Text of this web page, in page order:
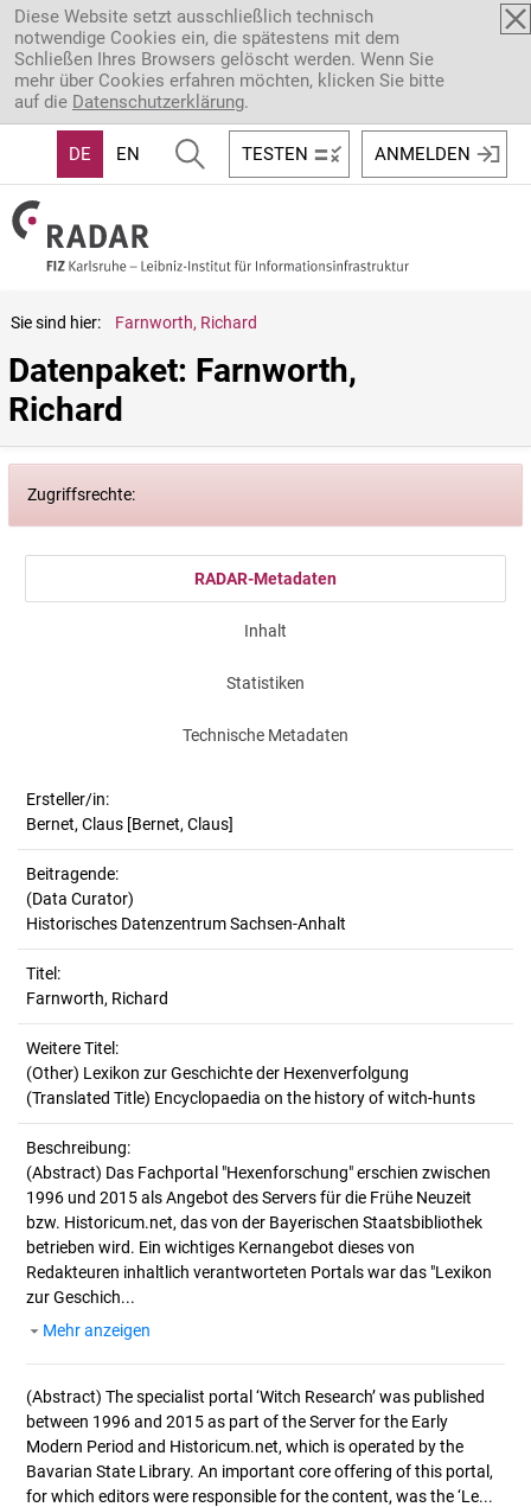
Direkt zum Inhalt
Diese Website setzt ausschließlich technisch
notwendige Cookies ein, die spätestens mit dem
Schließen Ihres Browsers gelöscht werden. Wenn Sie
mehr über Cookies erfahren möchten, klicken Sie bitte
auf die Datenschutzerklärung.
DE EN TESTEN ANMELDEN
Sie sind hier: Farnworth, Richard
Datenpaket: Farnworth,
Richard
Zugriffsrechte:
RADAR-Metadaten
Inhalt
Statistiken
Technische Metadaten
Ersteller/in:
Bernet, Claus [Bernet, Claus]
Beitragende:
(Data Curator)
Historisches Datenzentrum Sachsen-Anhalt
Titel:
Farnworth, Richard
Weitere Titel:
(Other) Lexikon zur Geschichte der Hexenverfolgung
(Translated Title) Encyclopaedia on the history of witch-hunts
Beschreibung:
(Abstract) Das Fachportal "Hexenforschung" erschien zwischen
1996 und 2015 als Angebot des Servers für die Frühe Neuzeit
bzw. Historicum.net, das von der Bayerischen Staatsbibliothek
betrieben wird. Ein wichtiges Kernangebot dieses von
Redakteuren inhaltlich verantworteten Portals war das "Lexikon
zur Geschich...
Mehr anzeigen
(Abstract) The specialist portal ‘Witch Research’ was published
between 1996 and 2015 as part of the Server for the Early
Modern Period and Historicum.net, which is operated by the
Bavarian State Library. An important core offering of this portal,
for which editors were responsible for the content, was the ‘Le...